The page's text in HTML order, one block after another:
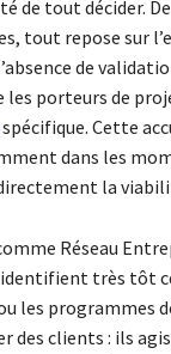
de tout décider.
tout repose sur
de
les porteurs de
spécifique. Cette
dans les
la
Réseau
identifient très tôt
les programmes
des clients : ils